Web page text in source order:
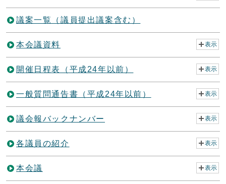
議案一覧（議員提出議案含む）
本会議資料 表示
開催日程表（平成24年以前） 表示
一般質問通告書（平成24年以前） 表示
議会報バックナンバー 表示
各議員の紹介 表示
本会議 表示